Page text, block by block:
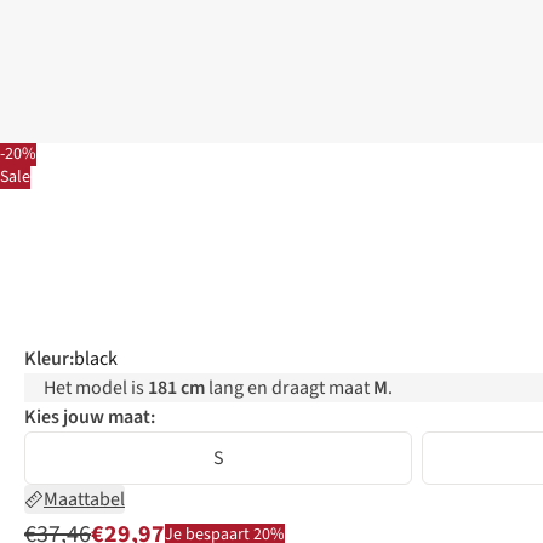
-20%
Sale
Kleur:black
Het model is 181 cmlang en draagt maatM.
Kies jouw maat:
S
Maattabel
€37,46€29,97Je bespaart 20%